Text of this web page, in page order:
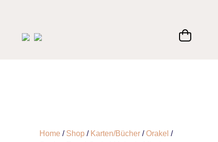
Home / Shop/ Karten/Bücher/Orakel /